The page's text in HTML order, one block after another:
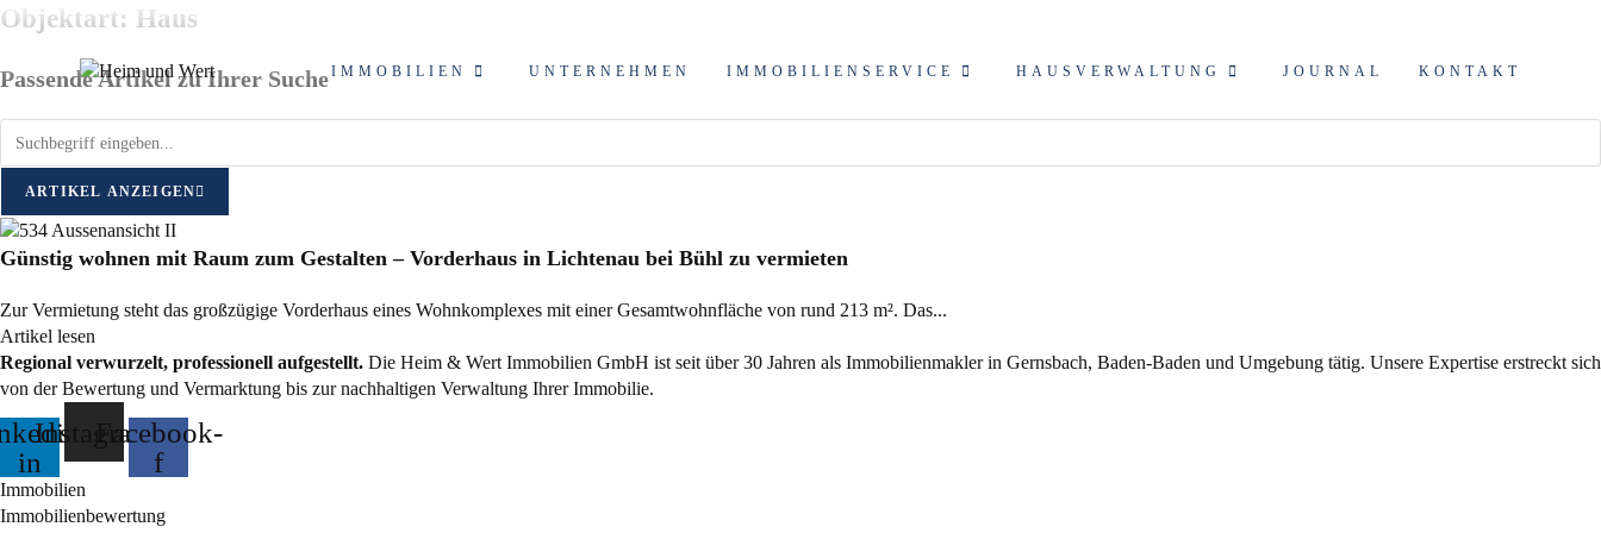
Zum
Inhalt
IMMOBILIEN UNTERNEHMEN IMMOBILIENSERVICE HAUSVERWALTUNG JOURNAL KONTAKT
Objektart: Haus
Passende Artikel zu Ihrer Suche
ARTIKEL ANZEIGEN
Günstig wohnen mit Raum zum Gestalten – Vorderhaus in Lichtenau bei Bühl zu vermieten
Zur Vermietung steht das großzügige Vorderhaus eines Wohnkomplexes mit einer Gesamtwohnfläche von rund 213 m². Das...
Artikel lesen
Regional verwurzelt, professionell aufgestellt. Die Heim & Wert Immobilien GmbH ist seit über 30 Jahren als Immobilienmakler in Gernsbach, Baden-Baden und Umgebung tätig. Unsere Expertise erstreckt sich
von der Bewertung und Vermarktung bis zur nachhaltigen Verwaltung Ihrer Immobilie.
in
InstagramFacebook-
f
Immobilien
Immobilienbewertung